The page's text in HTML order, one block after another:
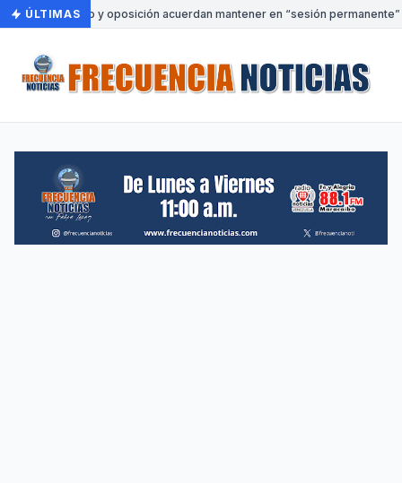
ÚLTIMAS
• Gobierno y oposición acuerdan mantener en “sesión permanente”